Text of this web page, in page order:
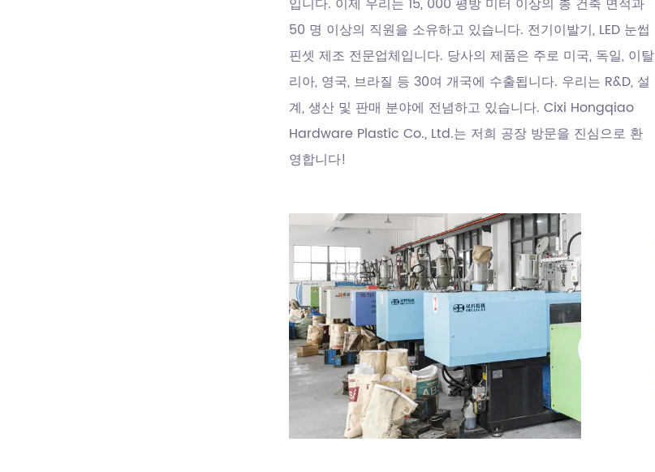
입니다. 이제 우리는 15, 000 평방 미터 이상의 총 건축 면적과
50 명 이상의 직원을 소유하고 있습니다. 전기이발기, LED 눈썹
핀셋 제조 전문업체입니다. 당사의 제품은 주로 미국, 독일, 이탈
리아, 영국, 브라질 등 30여 개국에 수출됩니다. 우리는 R&D, 설
계, 생산 및 판매 분야에 전념하고 있습니다. Cixi Hongqiao
Hardware Plastic Co., Ltd.는 저희 공장 방문을 진심으로 환
영합니다!